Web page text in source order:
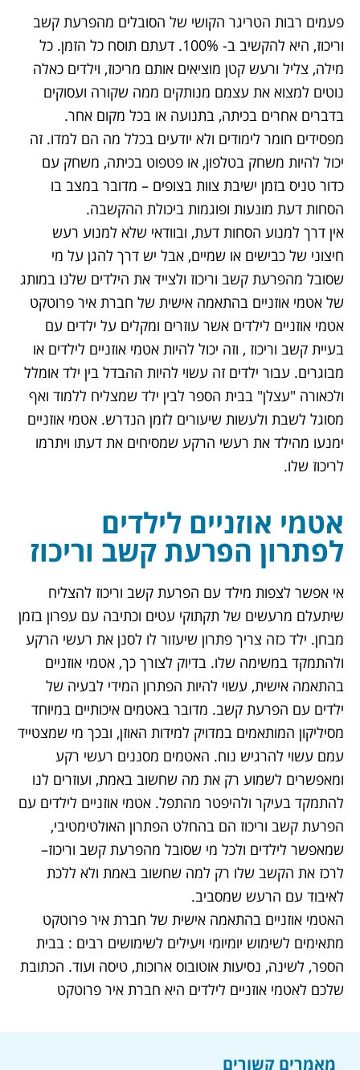
פעמים רבות הטריגר הקושי של הסובלים מהפרעת קשב
וריכוז
, היא להקשיב ב- 100%. דעתם תוסח כל הזמן. כל
מילה, צליל ורעש קטן מוציאים אותם מריכוז, וילדים כאלה
נוטים למצוא את עצמם מנותקים ממה שקורה ועסוקים
בדברים אחרים בכיתה, בתנועה או בכל מקום אחר.
מפסידים חומר לימודים ולא יודעים בכלל מה הם למדו. זה
יכול להיות משחק בטלפון, או פטפוט בכיתה, משחק עם
כדור טניס בזמן ישיבת צוות בצופים – מדובר במצב בו
הסחות דעת מונעות ופוגמות ביכולת ההקשבה.
אין דרך למנוע הסחות דעת, ובוודאי שלא למנוע רעש
חיצוני של כבישים או שמיים, אבל יש דרך להגן על מי
שסובל מהפרעת קשב וריכוז ולצייד את הילדים שלנו במותג
של אטמי אוזניים בהתאמה אישית של חברת איר פרוטקט
אטמי אוזניים לילדים אשר עוזרים ומקלים על ילדים עם
בעיית קשב וריכוז , וזה יכול להיות אטמי אוזניים לילדים או
מבוגרים. עבור ילדים זה עשוי להיות ההבדל בין ילד אומלל
ולכאורה "עצלן" בבית הספר לבין ילד שמצליח ללמוד ואף
מסוגל לשבת ולעשות שיעורים לזמן הנדרש. אטמי אוזניים
ימנעו מהילד את רעשי הרקע שמסיחים את דעתו ויתרמו
לריכוז שלו.
אטמי אוזניים לילדים
לפתרון הפרעת קשב וריכוז
אי אפשר לצפות מילד עם הפרעת קשב וריכוז להצליח
שיתעלם מרעשים של תקתוקי עטים וכתיבה עם עפרון בזמן
מבחן. ילד כזה צריך פתרון שיעזור לו לסנן את רעשי הרקע
ולהתמקד במשימה שלו. בדיוק לצורך כך, אטמי אוזניים
בהתאמה אישית, עשוי להיות הפתרון המידי לבעיה של
ילדים עם הפרעת קשב. מדובר באטמים איכותיים במיוחד
מסיליקון המותאמים במדויק למידות האוזן, ובכך מי שמצטייד
עמם עשוי להרגיש נוח. האטמים מסננים רעשי רקע
ומאפשרים לשמוע רק את מה שחשוב באמת, ועוזרים לנו
להתמקד בעיקר ולהיפטר מהתפל. אטמי אוזניים לילדים עם
הפרעת קשב וריכוז הם בהחלט הפתרון האולטימטיבי,
שמאפשר לילדים ולכל מי שסובל מהפרעת קשב וריכוז–
לרכז את הקשב שלו רק למה שחשוב באמת ולא ללכת
לאיבוד עם הרעש שמסביב.
האטמי אוזניים בהתאמה אישית של חברת איר פרוטקט
מתאימים לשימוש יומיומי ויעילים לשימושים רבים : בבית
הספר, לשינה, נסיעות אוטובוס ארוכות, טיסה ועוד. הכתובת
שלכם לאטמי אוזניים לילדים היא חברת איר פרוטקט
מאמרים קשורים